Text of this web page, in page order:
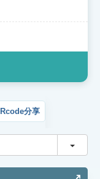
分享
切換